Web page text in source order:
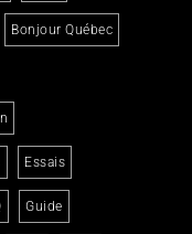
Bonjour Québec
Essais
Guide